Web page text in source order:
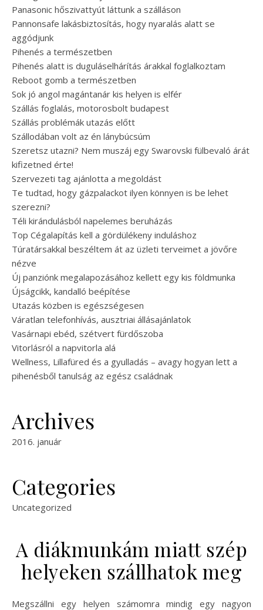
Panasonic hőszivattyút láttunk a szálláson
Pannonsafe lakásbiztosítás, hogy nyaralás alatt se
aggódjunk
Pihenés a természetben
Pihenés alatt is duguláselhárítás árakkal foglalkoztam
Reboot gomb a természetben
Sok jó angol magántanár kis helyen is elfér
Szállás foglalás, motorosbolt budapest
Szállás problémák utazás előtt
Szállodában volt az én lánybúcsúm
Szeretsz utazni? Nem muszáj egy Swarovski fülbevaló árát
kifizetned érte!
Szervezeti tag ajánlotta a megoldást
Te tudtad, hogy gázpalackot ilyen könnyen is be lehet
szerezni?
Téli kirándulásból napelemes beruházás
Top Cégalapítás kell a gördülékeny induláshoz
Túratársakkal beszéltem át az üzleti terveimet a jövőre
nézve
Új panziónk megalapozásához kellett egy kis földmunka
Újságcikk, kandalló beépítése
Utazás közben is egészségesen
Váratlan telefonhívás, ausztriai állásajánlatok
Vasárnapi ebéd, szétvert fürdőszoba
Vitorlásról a napvitorla alá
Wellness, Lillafüred és a gyulladás – avagy hogyan lett a
pihenésből tanulság az egész családnak
Archives
2016. január
Categories
Uncategorized
A diákmunkám miatt szép
helyeken szállhatok meg
Megszállni egy helyen számomra mindig egy nagyon